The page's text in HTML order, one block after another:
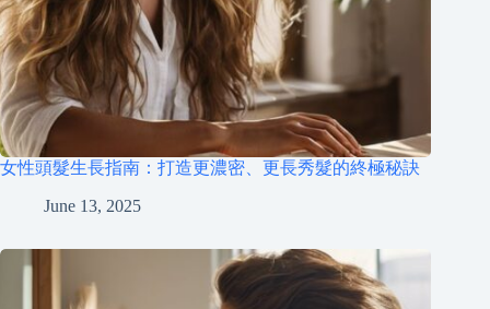
女性頭髮生長指南：打造更濃密、更長秀髮的終極秘訣
June 13, 2025